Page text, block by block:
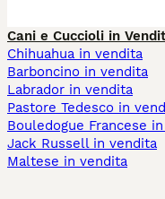
Cani e Cuccioli in
Chihuahua in vendita
Barboncino in vendita
Labrador in vendita
Pastore Tedesco in
Bouledogue Francese
Jack Russell in vendita
Maltese in vendita